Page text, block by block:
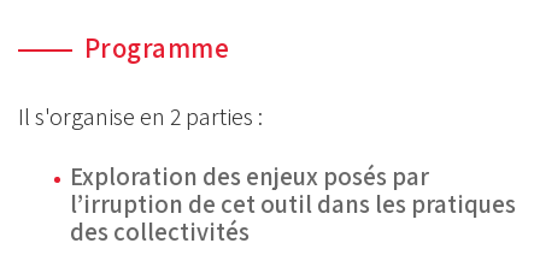
Programme
Il s'organise en 2 parties :
Exploration des enjeux posés par
l’irruption de cet outil dans les pratiques
des collectivités